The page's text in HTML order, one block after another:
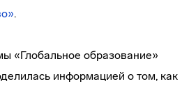
.
«Глобальное образование»
информацией о том, как